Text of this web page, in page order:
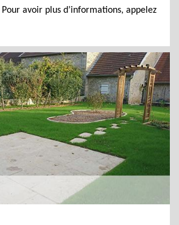
avoir plus d’informations, appelez